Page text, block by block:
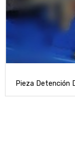
Pieza Detención